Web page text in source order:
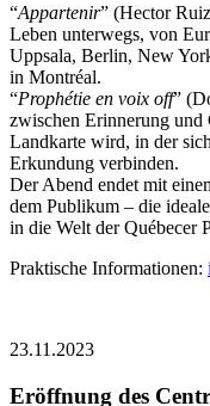
“Appartenir” (Hector
Leben unterwegs, von
Uppsala, Berlin, New
in Montréal.
“Prophétie en voix off”
zwischen Erinnerung und
Landkarte wird, in der
Erkundung verbinden.
Der Abend endet mit
dem Publikum – die
in die Welt der Québecer
Praktische Informationen:
23.11.2023
Eröffnung des